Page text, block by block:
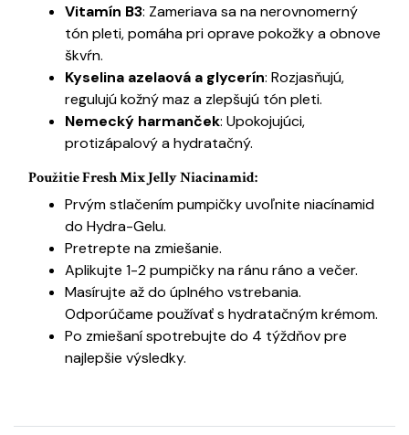
Vitamín B3: Zameriava sa na nerovnomerný
tón pleti, pomáha pri oprave pokožky a obnove
škvŕn.
Kyselina azelaová a glycerín: Rozjasňujú,
regulujú kožný maz a zlepšujú tón pleti.
Nemecký harmanček: Upokojujúci,
protizápalový a hydratačný.
Použitie Fresh Mix Jelly Niacinamid:
Prvým stlačením pumpičky uvoľnite niacínamid
do Hydra-Gelu.
Pretrepte na zmiešanie.
Aplikujte 1-2 pumpičky na ránu ráno a večer.
Masírujte až do úplného vstrebania.
Odporúčame používať s hydratačným krémom.
Po zmiešaní spotrebujte do 4 týždňov pre
najlepšie výsledky.